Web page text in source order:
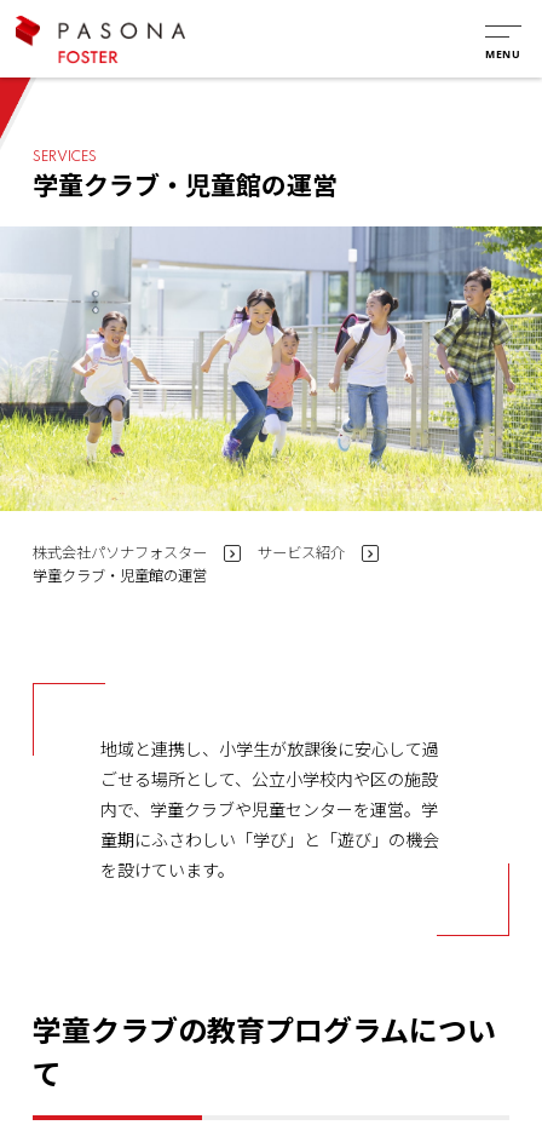
SERVICES
学童クラブ・児童館の運営
株式会社パソナフォスター >サービス紹介
学童クラブ・児童館の運営
地域と連携し、小学生が放課後に安心して過
ごせる場所として、公立小学校内や区の施設
内で、学童クラブや児童センターを運営。学
童期にふさわしい「学び」と「遊び」の機会
を設けています。
学童クラブの教育プログラムについ
て